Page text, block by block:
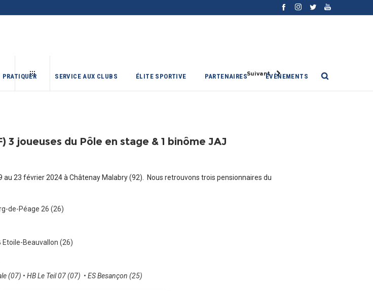
PRATIQUER SERVICE AUX CLUBS ÉLITE SPORTIVE PARTENAIRES ÉVÈNEMENTS
Suivant
3 joueuses du Pôle en stage & 1 binôme JAJ
au 23 février 2024 à Châtenay Malabry (92). Nous retrouvons trois pensionnaires du
de-Péage 26 (26)
Etoile-Beauvallon (26)
(07) • HB Le Teil 07 (07) • ES Besançon (25)